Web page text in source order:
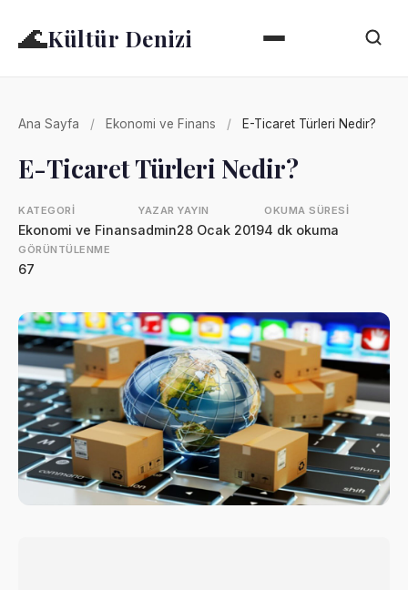
🌊Kültür Denizi
Ana Sayfa / Ekonomi ve Finans / E-Ticaret Türleri Nedir?
E-Ticaret Türleri Nedir?
KATEGORI
Ekonomi ve Finans
YAZAR
admin
YAYIN
28 Ocak 2019
OKUMA SÜRESI
4 dk okuma
GÖRÜNTÜLENME
67